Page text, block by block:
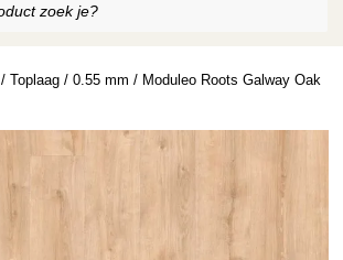
/Toplaag /0.55 mm / Moduleo Roots Galway Oak